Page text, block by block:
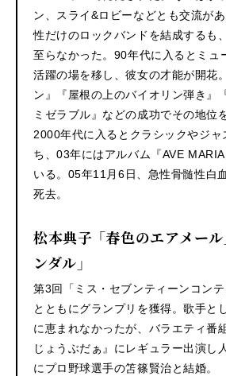
ン、スライ&ロビーなどとも交流が
性だけのロックバンドを結成するも
至らなかった。90年代に入るとミュ
活躍の場を移し、彼女の才能が開花
ン』『屋根の上のバイオリン弾き』
ミゼラブル』などの成功でその地位
2000年代に入るとクラシックやジャ
ち、03年にはアルバム『AVE
いる。05年11月6日、急性骨髄性白
死去。
松本典子 「春色のエアメール
ンダル」
第3回「ミス・セブンティーンコン
とともにグランプリを獲得。歌手と
に恵まれなかったが、バラエティ番
じょうぶだぁ』にレギュラー出演し
にプロ野球選手の笘篠賢治と結婚。